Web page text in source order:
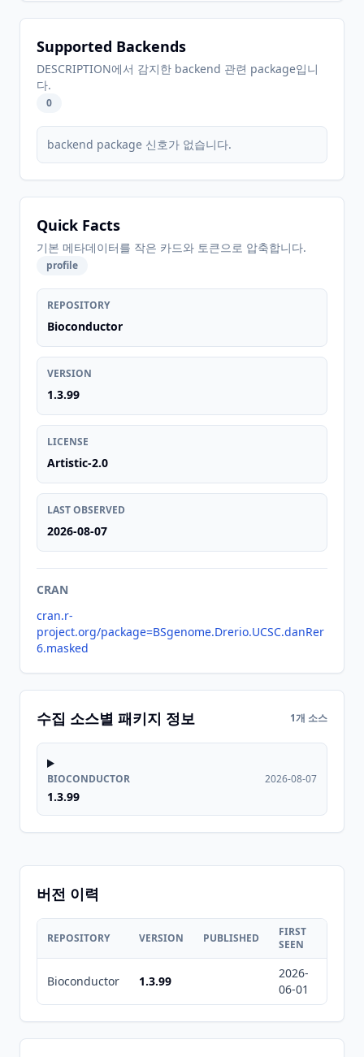
Supported Backends
DESCRIPTION에서 감지한 backend 관련 package입니
다.
0
backend package 신호가 없습니다.
Quick Facts
기본 메타데이터를 작은 카드와 토큰으로 압축합니다.
profile
REPOSITORY
Bioconductor
VERSION
1.3.99
LICENSE
Artistic-2.0
LAST OBSERVED
2026-08-07
CRAN
cran.r-
project.org/package=BSgenome.Drerio.UCSC.danRer
6.masked
수집 소스별 패키지 정보 1개 소스
BIOCONDUCTOR
1.3.99
2026-08-07
버전 이력
REPOSITORY VERSION PUBLISHED
FIRST
SEEN
Bioconductor 1.3.99
2026-
06-01